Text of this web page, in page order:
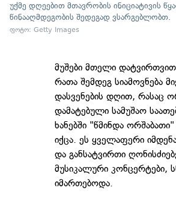
უქმე დღეებით მთავრობის ინიციატივის
წინააღმდეგობის შედეგად ვსარგებლობთ.
ფოტო: Getty Images
მუშები მთელი
რათა შემდეგ სიამოვნება
დასვენების დღით, რასაც
დამატებული სამუშაო
ხანებში "წმინდა
იქცა. ეს ყველაფერი
და განსატვირთი
მუსიკალური კონცერტები,
იმართებოდა.